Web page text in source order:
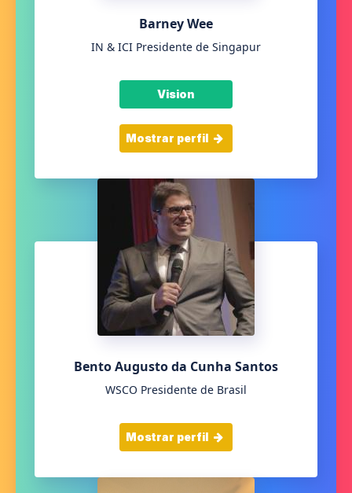
Barney Wee
IN & ICI Presidente de Singapur
Vision
Mostrar perfil
Bento Augusto da Cunha Santos
WSCO Presidente de Brasil
Mostrar perfil